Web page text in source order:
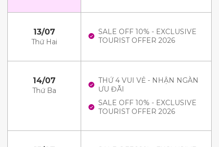
13/07
Thứ Hai
SALE OFF 10% - EXCLUSIVE
TOURIST OFFER 2026
14/07
Thứ Ba
THỨ 4 VUI VẺ - NHẬN NGÀN
ƯU ĐÃI
SALE OFF 10% - EXCLUSIVE
TOURIST OFFER 2026